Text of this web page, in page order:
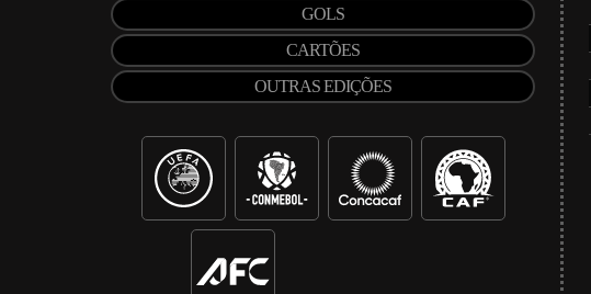
GOLS
CARTÕES
OUTRAS EDIÇÕES